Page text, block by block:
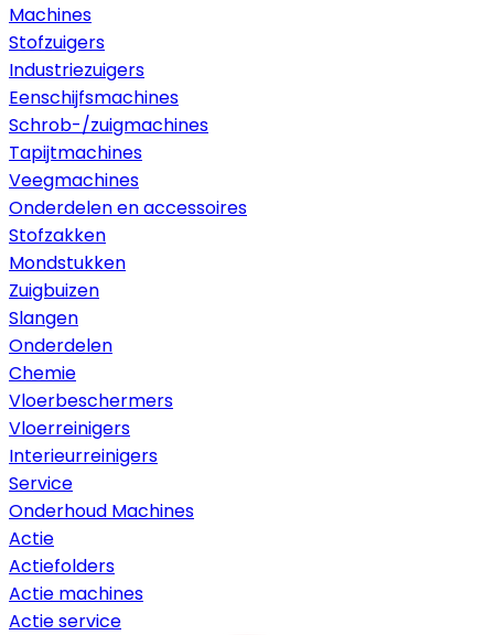
Machines
Stofzuigers
Industriezuigers
Eenschijfsmachines
Schrob-/zuigmachines
Tapijtmachines
Veegmachines
Onderdelen en accessoires
Stofzakken
Mondstukken
Zuigbuizen
Slangen
Onderdelen
Chemie
Vloerbeschermers
Vloerreinigers
Interieurreinigers
Service
Onderhoud Machines
Actie
Actiefolders
Actie machines
Actie service